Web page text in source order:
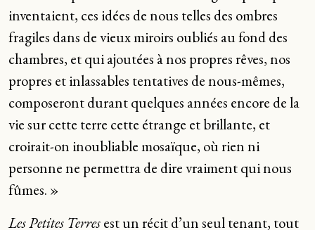
inventaient, ces idées de nous telles des ombres
fragiles dans de vieux miroirs oubliés au fond des
chambres, et qui ajoutées à nos propres rêves, nos
propres et inlassables tentatives de nous-mêmes,
composeront durant quelques années encore de la
vie sur cette terre cette étrange et brillante, et
croirait-on inoubliable mosaïque, où rien ni
personne ne permettra de dire vraiment qui nous
fûmes. »
Les Petites Terresest un récit d’un seul tenant, tout